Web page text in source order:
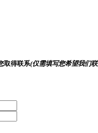
取得联系(仅需填写您希望我们